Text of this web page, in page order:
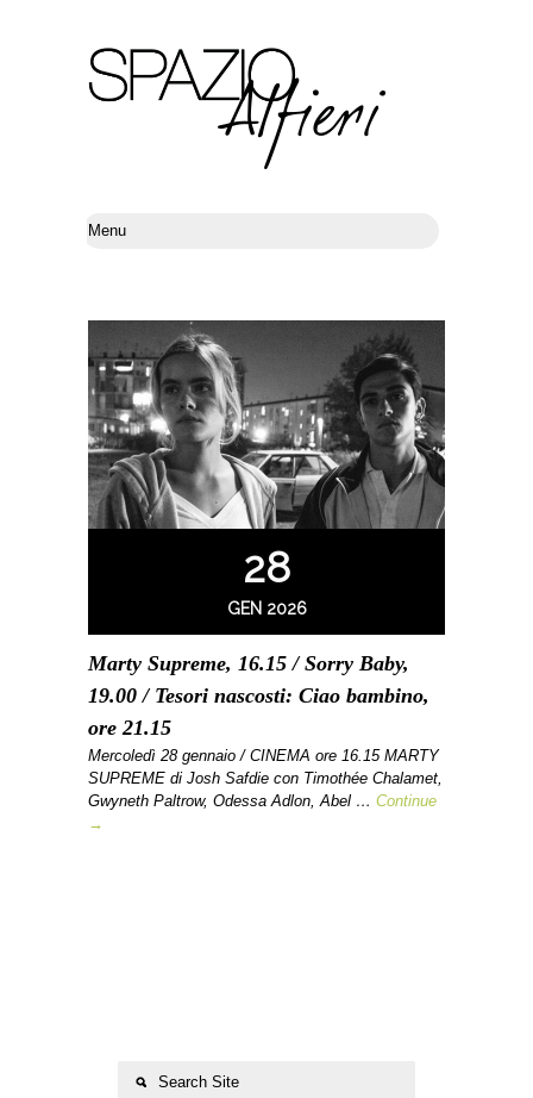
28
GEN 2026
Marty Supreme, 16.15 / Sorry Baby,
19.00 / Tesori nascosti: Ciao bambino,
ore 21.15
Mercoledì 28 gennaio / CINEMA ore 16.15 MARTY
SUPREME di Josh Safdie con Timothée Chalamet,
Gwyneth Paltrow, Odessa Adlon, Abel … Continue
→